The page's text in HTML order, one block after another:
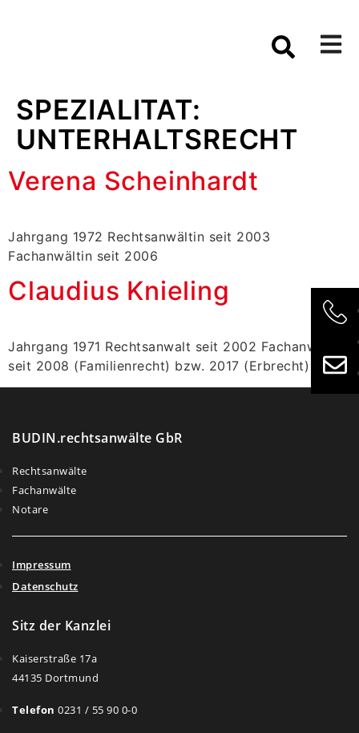
SPEZIALITAT:
UNTERHALTSRECHT
Verena Scheinhardt
Jahrgang 1972 Rechtsanwältin seit 2003
Fachanwältin seit 2006
Claudius Knieling
Jahrgang 1971 Rechtsanwalt seit 2002 Fachanwalt
seit 2008 (Familienrecht) bzw. 2017 (Erbrecht)
BUDIN.rechtsanwälte GbR
Rechtsanwälte
Fachanwälte
Notare
Impressum
Datenschutz
Sitz der Kanzlei
Kaiserstraße 17a
44135 Dortmund
Telefon 0231 / 55 90 0-0